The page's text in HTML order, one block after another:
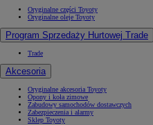
Oryginalne części Toyoty
Oryginalne oleje Toyoty
Program Sprzedaży Hurtowej Trade
Trade
Akcesoria
Oryginalne akcesoria Toyoty
Opony i koła zimowe
Zabudowy samochodów dostawczych
Zabezpieczenia i alarmy
Sklep Toyoty